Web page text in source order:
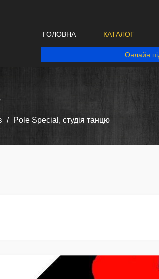
ГОЛОВНА КАТАЛОГ
Онлайн
Pole Special, студія танцю